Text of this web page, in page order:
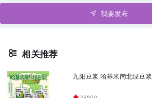
我要发布
相关推荐
九阳豆浆 哈基米南北绿豆浆